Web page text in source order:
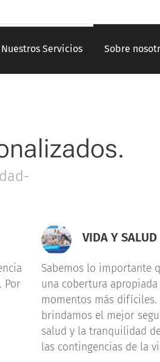
Nuestros Servicios Sobre
Por
VIDA Y SALUD
Sabemos lo importante
una cobertura
momentos más
brindamos el mejor
salud y la tranquilidad
las contingencias de la